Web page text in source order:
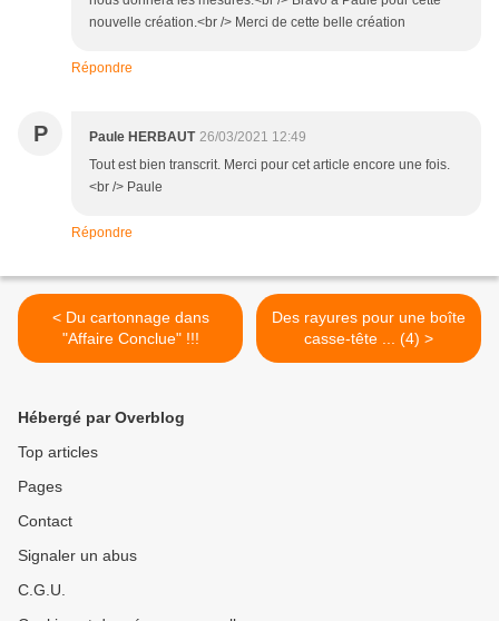
nouvelle création.<br /> Merci de cette belle création
Répondre
P Paule HERBAUT 26/03/2021 12:49
Tout est bien transcrit. Merci pour cet article encore une fois.
<br /> Paule
Répondre
< Du cartonnage dans
"Affaire Conclue" !!!
Des rayures pour une boîte
casse-tête ... (4) >
Hébergé par Overblog
Top articles
Pages
Contact
Signaler un abus
C.G.U.